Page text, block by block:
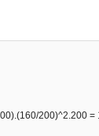
200)^2.200